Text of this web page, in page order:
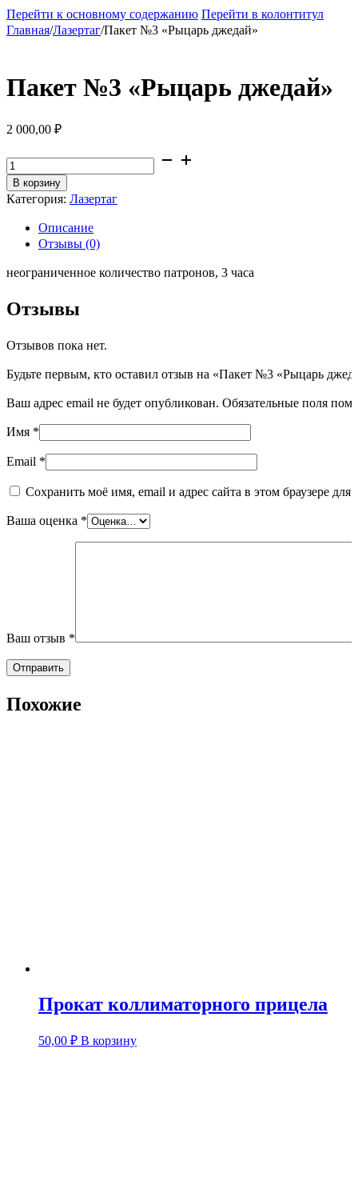
Перейти к основному содержанию Перейти в колонтитул
Главная/Лазертаг/Пакет №3 «Рыцарь джедай»
Пакет №3 «Рыцарь джедай»
2 000,00 ₽
Количество
товара
Пакет
№3
"Рыцарь
джедай"
В корзину
Категория: Лазертаг
Описание
Отзывы (0)
неограниченное количество патронов, 3 часа
Отзывы
Отзывов пока нет.
Будьте первым, кто оставил отзыв на «Пакет №3 «Рыцарь
Ваш адрес email не будет опубликован. Обязательные поля
Имя *
Email *
Сохранить моё имя, email и адрес сайта в этом браузере
Ваша оценка *
Ваш отзыв *
Похожие
Прокат коллиматорного прицела
50,00 ₽ В корзину